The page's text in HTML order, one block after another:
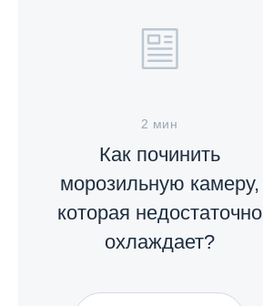
2 мин
Как починить
морозильную камеру,
которая недостаточно
охлаждает?